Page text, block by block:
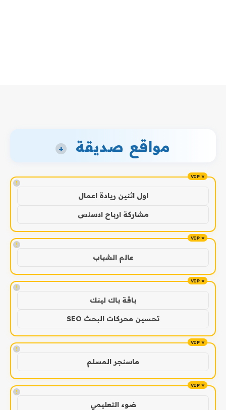
مواقع صديقة +
!
اول اثنين ريادة اعمال
مشاركة ارباح ادسنس
!
عالم الشباب
!
باقة باك لينك
تحسين محركات البحث SEO
!
ماسنجر المسلم
!
ضوء التعليمي